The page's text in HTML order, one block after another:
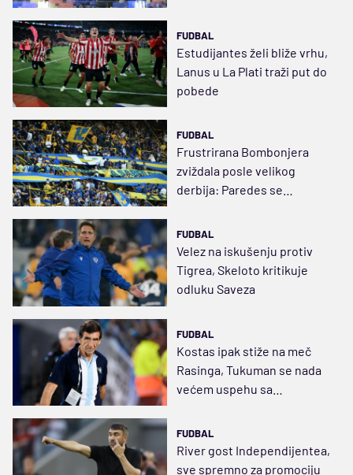
FUDBAL
Estudijantes želi bliže vrhu,
Lanus u La Plati traži put do
pobede
FUDBAL
Frustrirana Bombonjera
zviždala posle velikog
derbija: Paredes se
FUDBAL
Velez na iskušenju protiv
Tigrea, Skeloto kritikuje
odluku Saveza
FUDBAL
Kostas ipak stiže na meč
Rasinga, Tukuman se nada
većem uspehu sa
FUDBAL
River gost Independijentea,
sve spremno za promociju